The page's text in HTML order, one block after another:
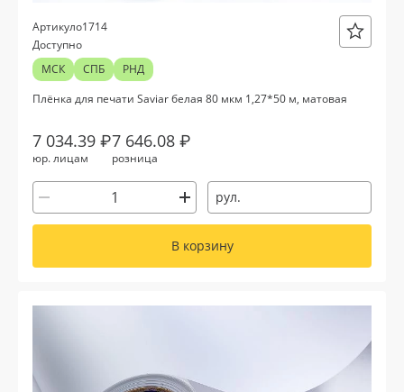
Артикуло1714
Доступно
МСК
СПБ
РНД
Плёнка для печати Saviar белая 80 мкм 1,27*50 м, матовая
7 034.39 ₽
юр. лицам
7 646.08 ₽
розница
рул.
В корзину